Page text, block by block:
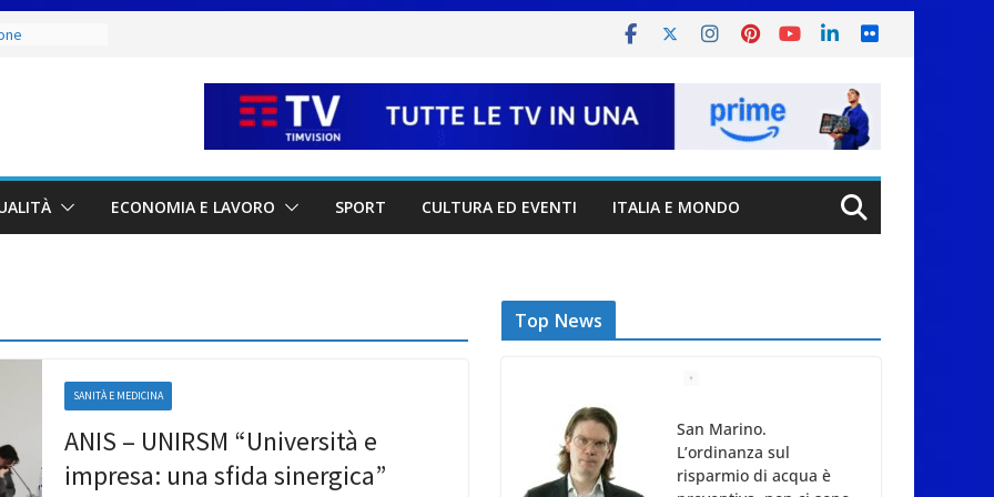
rogo di
Italia San
Colaceci
ma il
sul
la proposta ai
ECONOMIA E LAVORO SPORT CULTURA ED EVENTI ITALIA E MONDO
SANITÀ E MEDICINA
ANIS – UNIRSM “Università e
impresa: una sfida sinergica”
Top News
San Marino. Il Governo
accelera sul contratto
della PA: pronta la